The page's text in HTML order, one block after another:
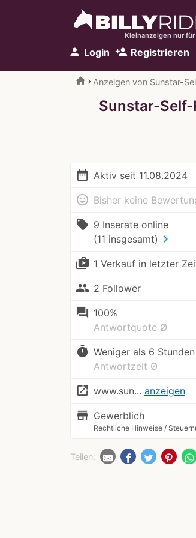
Kleinanzeigen nur für
person Login person_add Registrieren
home Anzeigen von Sunstar-
Sunstar-
date_range Aktiv seit 11.08.2024
mood Bisher keine
local_offer 9 Inserate online
(11 insgesamt) chevron_right
shop_two 1 Verkauf in letzter
people 2 Follower
question_answer 100%
Antwortquote Ø
timer Weniger als 6 Stunden
Antwortzeit Ø
launch www.sun... anzeigen
store Gewerblich
Rechtliche Hinweise /
Teilen: